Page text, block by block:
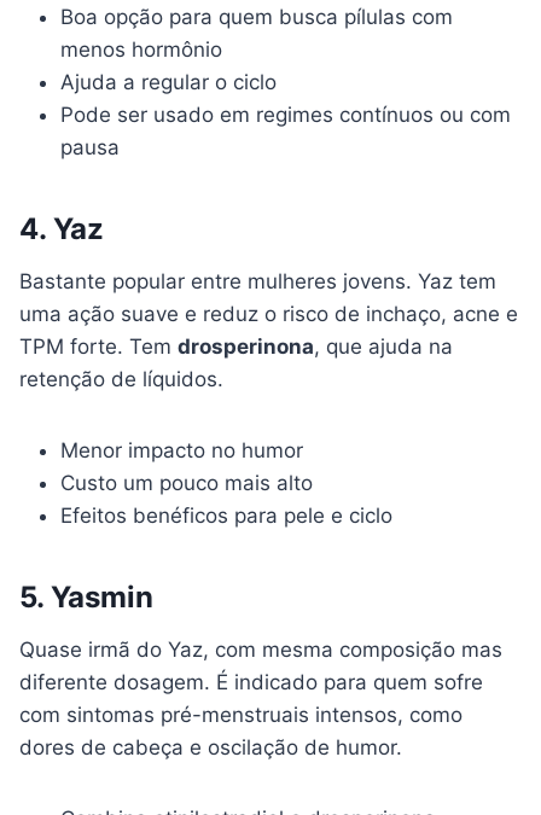
Boa opção para quem busca pílulas com
menos hormônio
Ajuda a regular o ciclo
Pode ser usado em regimes contínuos ou com
pausa
4. Yaz
Bastante popular entre mulheres jovens. Yaz tem
uma ação suave e reduz o risco de inchaço, acne e
TPM forte. Tem drosperinona, que ajuda na
retenção de líquidos.
Menor impacto no humor
Custo um pouco mais alto
Efeitos benéficos para pele e ciclo
5. Yasmin
Quase irmã do Yaz, com mesma composição mas
diferente dosagem. É indicado para quem sofre
com sintomas pré-menstruais intensos, como
dores de cabeça e oscilação de humor.